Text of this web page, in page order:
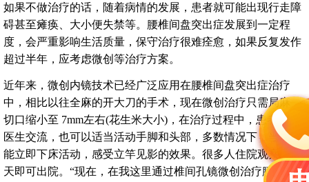
如果不做治疗的话，随着病情的发展，患者就可能出现行走障
碍甚至瘫痪、大小便失禁等。腰椎间盘突出症发展到一定程
度，会严重影响生活质量，保守治疗很难痊愈，如果反复发作
超过半年，应考虑微创等治疗方案。
近年来，微创内镜技术已经广泛应用在腰椎间盘突出症治疗
中，相比以往全麻的开大刀的手术，现在微创治疗只需局麻，
切口缩小至 7mm左右(花生米大小)，在治疗过程中，患者可与
医生交流，也可以适当活动手脚和头部，多数情况下，当天就
能立即下床活动，感受立竿见影的效果。很多人住院观察2~3
天即可出院。“现在，在我这里通过椎间孔镜微创治疗腰椎间